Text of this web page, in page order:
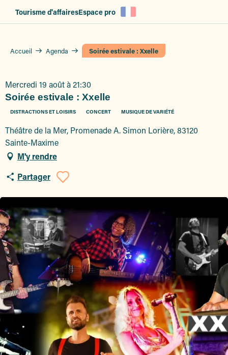
Tourisme d'affairesEspace pro
Accueil Agenda Soirée estivale : Xxelle
Mercredi 19 août à 21:30
Soirée estivale : Xxelle
DISTRACTIONS ET LOISIRS CONCERT MUSIQUE DE VARIÉTÉ
Théâtre de la Mer, Promenade A. Simon Lorière, 83120
Sainte-Maxime
M'y rendre
Partager
Ajouter aux favoris